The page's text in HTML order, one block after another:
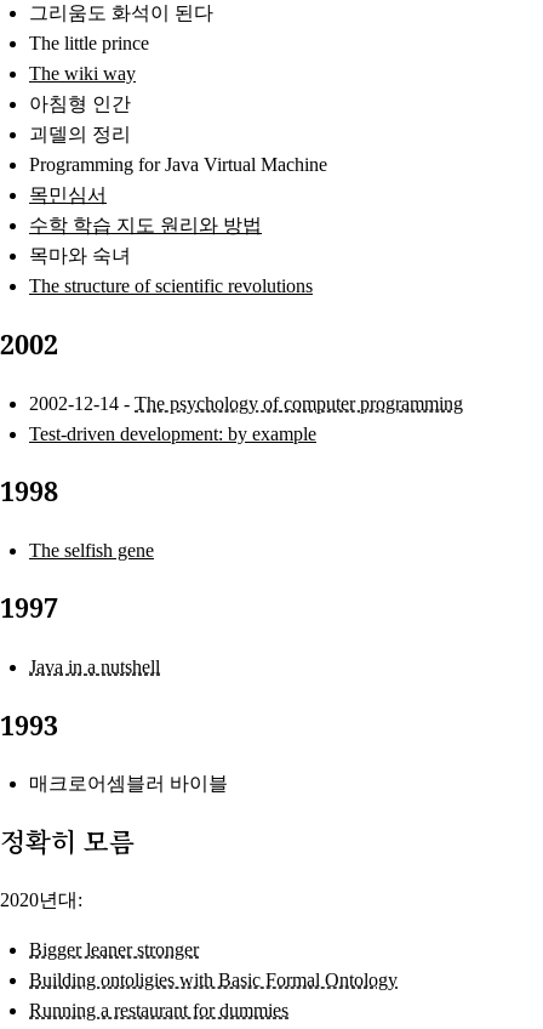
그리움도 화석이 된다
The little prince
The wiki way
아침형 인간
괴델의 정리
Programming for Java Virtual Machine
목민심서
수학 학습 지도 원리와 방법
목마와 숙녀
The structure of scientific revolutions
2002
2002-12-14 - The psychology of computer programming
Test-driven development: by example
1998
The selfish gene
1997
Java in a nutshell
1993
매크로어셈블러 바이블
정확히 모름
2020년대:
Bigger leaner stronger
Building ontoligies with Basic Formal Ontology
Running a restaurant for dummies